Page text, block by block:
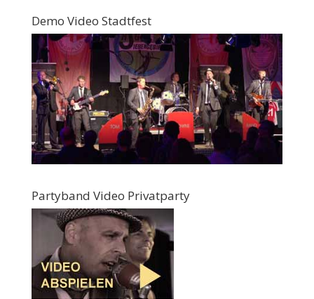
Demo Video Stadtfest
Partyband Video Privatparty